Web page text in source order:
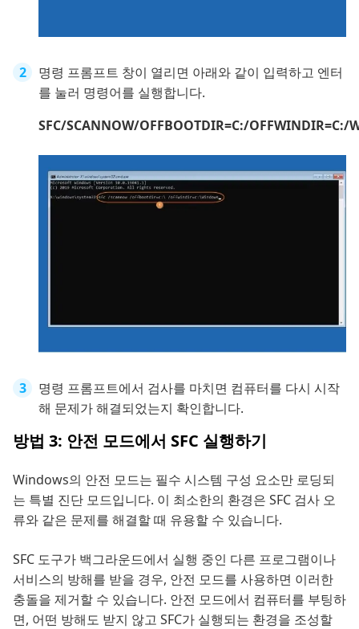
명령 프롬프트 창이 열리면 아래와 같이 입력하고 엔터
를 눌러 명령어를 실행합니다.
SFC/SCANNOW/OFFBOOTDIR=C:/OFFWINDIR=C:/
명령 프롬프트에서 검사를 마치면 컴퓨터를 다시 시작
해 문제가 해결되었는지 확인합니다.
방법 3: 안전 모드에서 SFC 실행하기
Windows의 안전 모드는 필수 시스템 구성 요소만 로딩되
는 특별 진단 모드입니다. 이 최소한의 환경은 SFC 검사 오
류와 같은 문제를 해결할 때 유용할 수 있습니다.
SFC 도구가 백그라운드에서 실행 중인 다른 프로그램이나
서비스의 방해를 받을 경우, 안전 모드를 사용하면 이러한
충돌을 제거할 수 있습니다. 안전 모드에서 컴퓨터를 부팅하
면, 어떤 방해도 받지 않고 SFC가 실행되는 환경을 조성할